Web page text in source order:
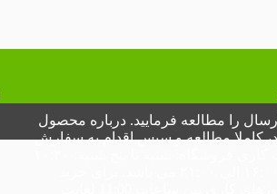
را مطالعه فرمایید. درباره محصول
کاملا مطالعه و سپس اقدام به سفارش